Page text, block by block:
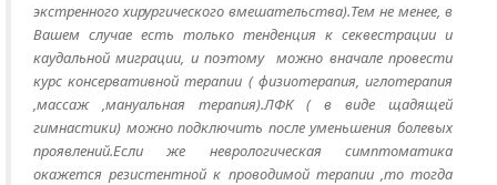
экстренного хирургического вмешательства).Тем не менее, в
Вашем случае есть только тенденция к секвестрации и
каудальной миграции, и поэтому можно вначале провести
курс консервативной терапии ( физиотерапия, иглотерапия
,массаж ,мануальная терапия).ЛФК ( в виде щадящей
гимнастики) можно подключить после уменьшения болевых
проявлений.Если же неврологическая симптоматика
окажется резистентной к проводимой терапии ,то тогда